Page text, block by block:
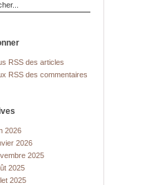
RSS des articles
RSS des commentaires
2026
2026
2025
2025
2025